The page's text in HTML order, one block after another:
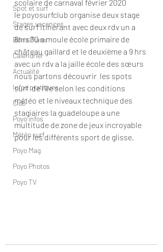
Spot et surf
Stages vacances
Bons Plans
Calendrier
Actualité
Infos pratiques
Club
Poyo infos
Météo surf
Poyo Mag
Poyo Photos
Poyo TV
scolaire de carnaval février 2020
le poyosurfclub organise deux stage
de surf itinérant avec deux rdv un a
8hrs30 a moule école primaire de
château gaillard et le deuxième a 9 hrs
avec un rdv a la jaille école des sœurs
nous partons découvrir  les spots
surf  de l’ile selon les conditions
météo et le niveaux technique des
stagiaires la guadeloupe a une
multitude de zone de jeux incroyable
pour les différents sport de glisse.